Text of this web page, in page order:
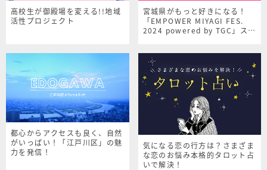
高校生が御殿場を変える!!地域
活性プロジェクト
宮城県がもっと好きになる！
「EMPOWER MIYAGI FES.
2024 powered by TGC」スペ
都心からアクセスも良く、自然
がいっぱい！「江戸川区」の魅
力を発信！
気になる恋の行方は？さまざま
な恋のお悩み本格的タロット占
いで解決！